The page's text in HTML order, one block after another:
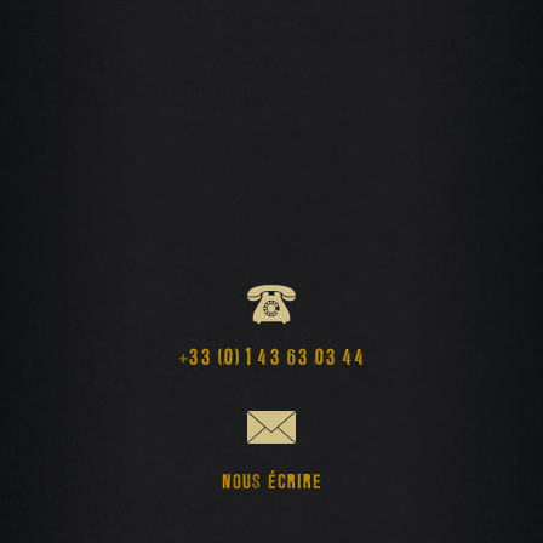
+33 (0) 1 43 63 03 44
NOUS ÉCRIRE